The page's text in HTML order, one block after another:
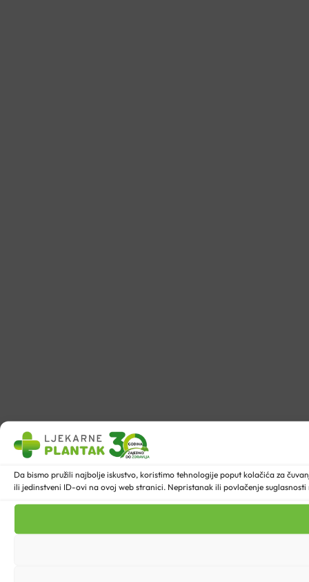
Da bismo pružili najbolje iskustvo, koristimo tehnologije poput kolačića za
ili jedinstveni ID-ovi na ovoj web stranici. Nepristanak ili povlačenje